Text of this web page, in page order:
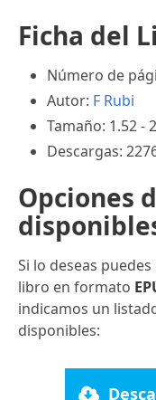
Ficha del
Número de
Autor: F Rubi
Tamaño: 1.52 -
Descargas:
Opciones
Si lo deseas
libro en formato
indicamos un
disponibles: